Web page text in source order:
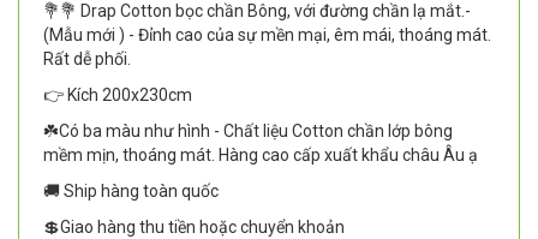
💐💐 Drap Cotton bọc chần Bông, với đường chần lạ mắt.-
(Mẫu mới ) - Đỉnh cao của sự mền mại, êm mái, thoáng mát.
Rất dễ phối.
👉 Kích 200x230cm
☘️Có ba màu như hình - Chất liệu Cotton chần lớp bông
mềm mịn, thoáng mát. Hàng cao cấp xuất khẩu châu Âu ạ
🚚 Ship hàng toàn quốc
💲Giao hàng thu tiền hoặc chuyển khoản